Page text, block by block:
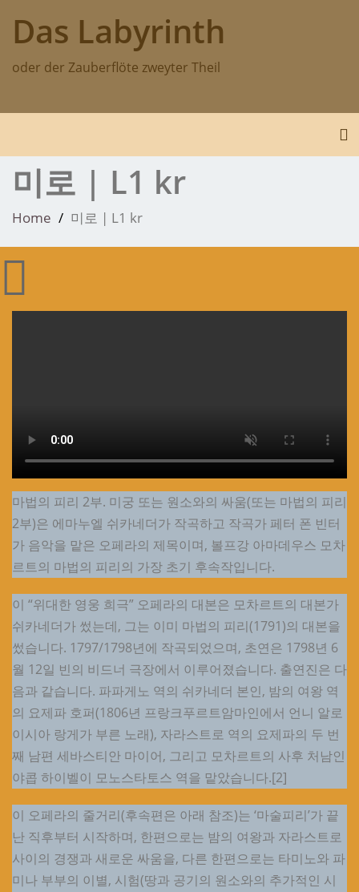
content
Das Labyrinth
oder der Zauberflöte zweyter Theil
미로 | L1 kr
Home 미로 | L1 kr
마법의 피리 2부. 미궁 또는 원소와의 싸움(또는 마법의 피리
2부)은 에마누엘 쉬카네더가 작곡하고 작곡가 페터 폰 빈터
가 음악을 맡은 오페라의 제목이며, 볼프강 아마데우스 모차
르트의 마법의 피리의 가장 초기 후속작입니다.
이 “위대한 영웅 희극” 오페라의 대본은 모차르트의 대본가
쉬카네더가 썼는데, 그는 이미 마법의 피리(1791)의 대본을
썼습니다. 1797/1798년에 작곡되었으며, 초연은 1798년 6
월 12일 빈의 비드너 극장에서 이루어졌습니다. 출연진은 다
음과 같습니다. 파파게노 역의 쉬카네더 본인, 밤의 여왕 역
의 요제파 호퍼(1806년 프랑크푸르트암마인에서 언니 알로
이시아 랑게가 부른 노래), 자라스트로 역의 요제파의 두 번
째 남편 세바스티안 마이어, 그리고 모차르트의 사후 처남인
야콥 하이벨이 모노스타토스 역을 맡았습니다.[2]
이 오페라의 줄거리(후속편은 아래 참조)는 ‘마술피리’가 끝
난 직후부터 시작하며, 한편으로는 밤의 여왕과 자라스트로
사이의 경쟁과 새로운 싸움을, 다른 한편으로는 타미노와 파
미나 부부의 이별, 시험(땅과 공기의 원소와의 추가적인 시